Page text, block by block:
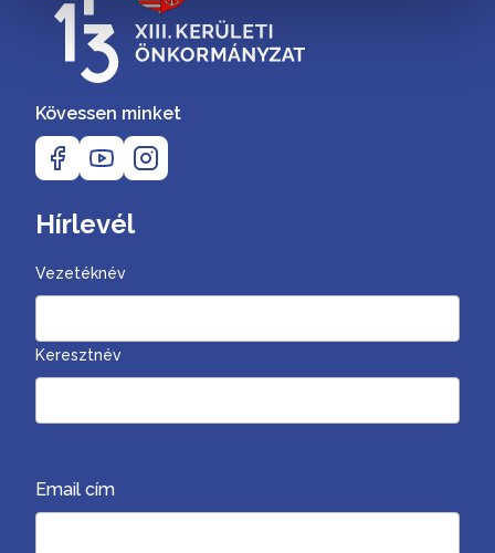
Kövessen minket
Hírlevél
Vezetéknév
Keresztnév
Email cím